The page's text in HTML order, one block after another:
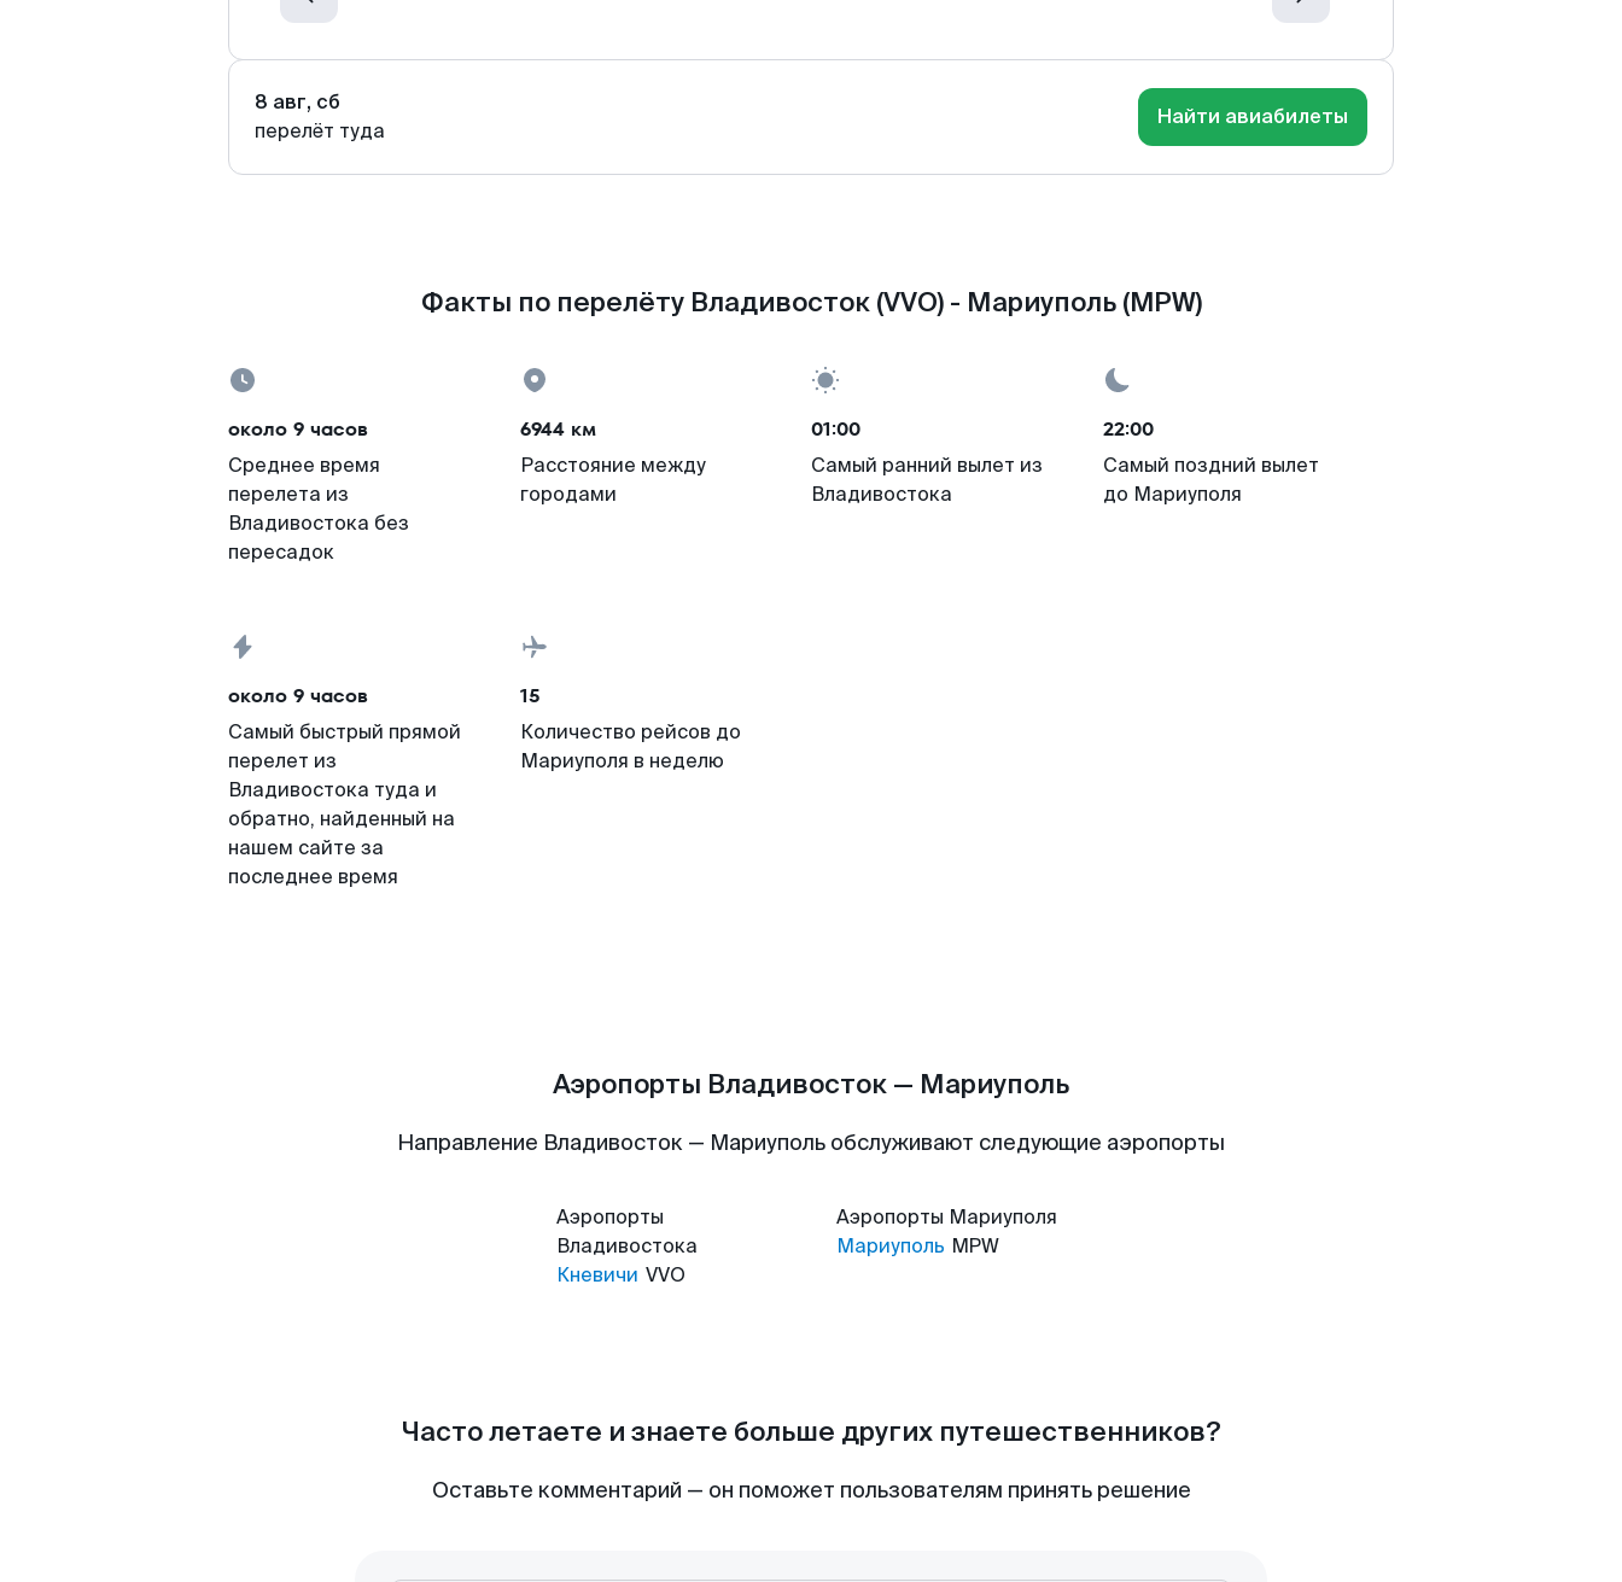
8 авг, сб
перелёт туда
Найти авиабилеты
Факты по перелёту Владивосток (VVO) - Мариуполь (MPW)
около 9 часов
Среднее время
перелета из
Владивостока без
пересадок
6944 км
Расстояние между
городами
01:00
Самый ранний вылет из
Владивостока
22:00
Самый поздний вылет
до Мариуполя
около 9 часов
Самый быстрый прямой
перелет из
Владивостока туда и
обратно, найденный на
нашем сайте за
последнее время
15
Количество рейсов до
Мариуполя в неделю
Аэропорты Владивосток — Мариуполь
Направление Владивосток — Мариуполь обслуживают следующие аэропорты
Аэропорты
Владивостока
Кневичи VVO
Аэропорты Мариуполя
Мариуполь MPW
Часто летаете и знаете больше других путешественников?
Оставьте комментарий — он поможет пользователям принять решение